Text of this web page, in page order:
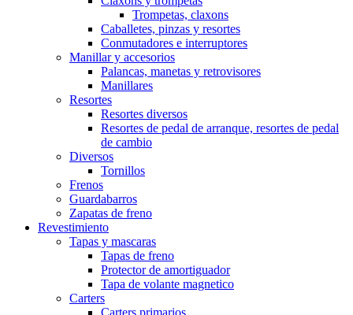
Trompetas, claxons
Caballetes, pinzas y resortes
Conmutadores e interruptores
Manillar y accesorios
Palancas, manetas y retrovisores
Manillares
Resortes
Resortes diversos
Resortes de pedal de arranque, resortes de pedal
de cambio
Diversos
Tornillos
Frenos
Guardabarros
Zapatas de freno
Revestimiento
Tapas y mascaras
Tapas de freno
Protector de amortiguador
Tapa de volante magnetico
Carters